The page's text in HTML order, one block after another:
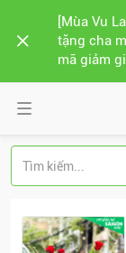
[Mùa Vu
tặng cha
mã giảm